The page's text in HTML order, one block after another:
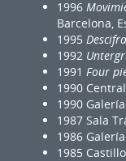
1996
Barcelona,
1995
1992
1991 Four
1990
1990
1987 Sala
1986
1985